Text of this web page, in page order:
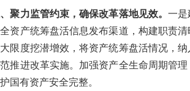
聚力监管约束，确保改革落地见效。一是
资产统筹盘活信息发布渠道，构建职责
限度挖潜增效，将资产统筹盘活情况，
推进改革实施。加强资产全生命周期管
国有资产安全完整。